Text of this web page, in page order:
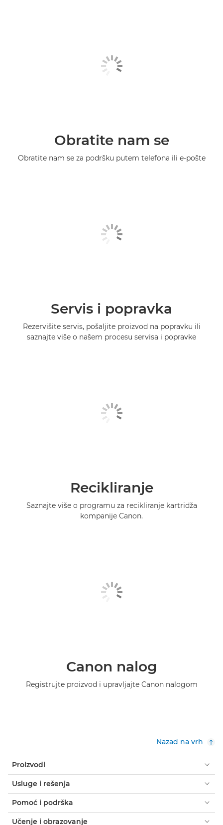
Obratite nam se
Obratite nam se za podršku putem telefona ili e-pošte
Servis i popravka
Rezervišite servis, pošaljite proizvod na popravku ili
saznajte više o našem procesu servisa i popravke
Recikliranje
Saznajte više o programu za recikliranje kartridža
kompanije Canon.
Canon nalog
Registrujte proizvod i upravljajte Canon nalogom
Nazad na vrh
Proizvodi
Usluge i rešenja
Pomoć i podrška
Učenje i obrazovanje